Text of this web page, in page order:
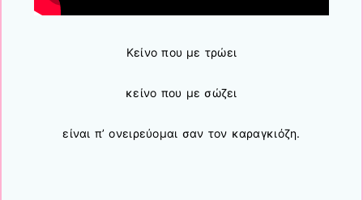
Κείνο που με τρώει
κείνο που με σώζει
είναι π’ ονειρεύομαι σαν τον καραγκιόζη.